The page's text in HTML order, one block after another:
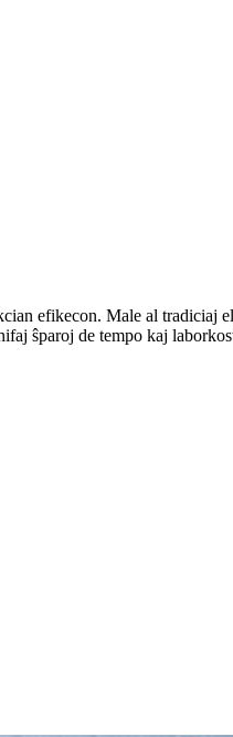
efikecon. Male al tradiciaj
ŝparoj de tempo kaj